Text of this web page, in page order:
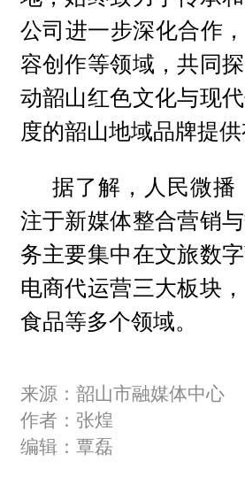
公司进一步深化合作
容创作等领域，共同
动韶山红色文化与现
度的韶山地域品牌提
据了解，人民微播
注于新媒体整合营销
务主要集中在文旅数
电商代运营三大板块
食品等多个领域。
来源：韶山市融媒体中心
作者：张煌
编辑：覃磊